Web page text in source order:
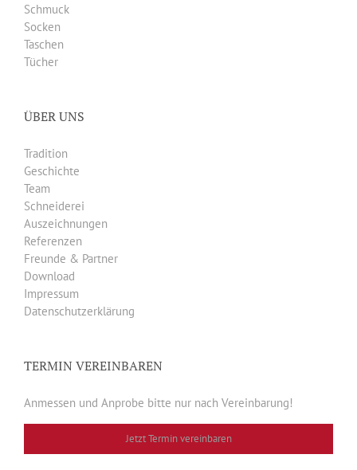
Schmuck
Socken
Taschen
Tücher
ÜBER UNS
Tradition
Geschichte
Team
Schneiderei
Auszeichnungen
Referenzen
Freunde & Partner
Download
Impressum
Datenschutzerklärung
TERMIN VEREINBAREN
Anmessen und Anprobe bitte nur nach Vereinbarung!
Jetzt Termin vereinbaren